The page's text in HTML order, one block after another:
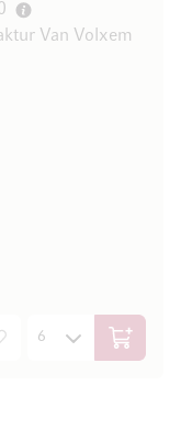
Van Volxem
In den